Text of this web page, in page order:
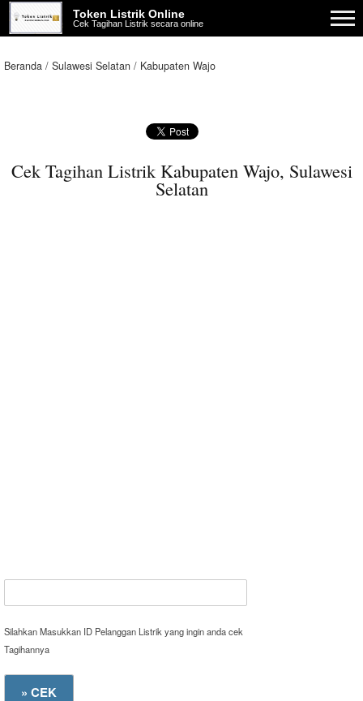
Token Listrik Online
Cek Tagihan Listrik secara online
Beranda Sulawesi Selatan Kabupaten Wajo
Cek Tagihan Listrik Kabupaten Wajo, Sulawesi
Selatan
Silahkan Masukkan ID Pelanggan Listrik yang ingin anda cek
Tagihannya